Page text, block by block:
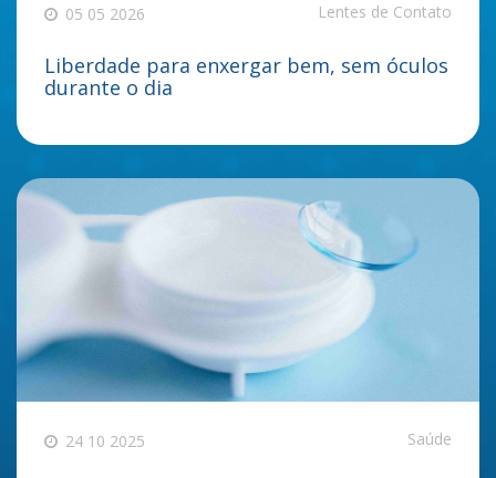
05 05 2026 Lentes de Contato
Liberdade para enxergar bem, sem óculos
durante o dia
24 10 2025 Saúde